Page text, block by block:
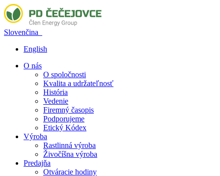
Slovenčina
English
O nás
O spoločnosti
Kvalita a udržateľnosť
História
Vedenie
Firemný časopis
Podporujeme
Etický Kódex
Výroba
Rastlinná výroba
Živočíšna výroba
Predajňa
Otváracie hodiny